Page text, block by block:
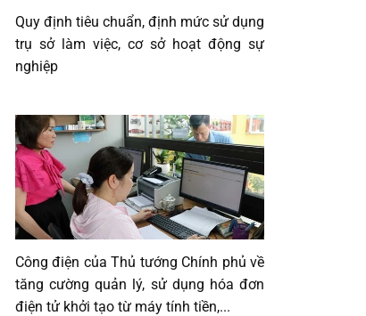
Quy định tiêu chuẩn, định mức sử dụng
trụ sở làm việc, cơ sở hoạt động sự
nghiệp
Công điện của Thủ tướng Chính phủ về
tăng cường quản lý, sử dụng hóa đơn
điện tử khởi tạo từ máy tính tiền,...